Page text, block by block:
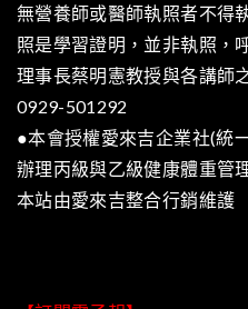
無營養師或醫師執照者不得
照是學習證明，並非執照，
理事長蔡明憲教授與各講師
0929-501292
●本會授權愛來吉企業社(統
辦理丙級與乙級健康體重管
本站由愛來吉整合行銷維護